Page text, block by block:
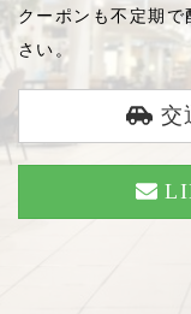
クーポンも不定期
さい。
交